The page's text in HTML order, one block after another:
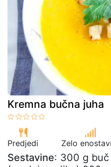
Kremna bučna juha
Predjedi Zelo
Sestavine: 300 g buč